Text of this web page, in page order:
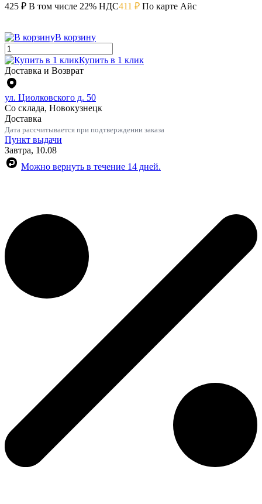
425 ₽ В том числе 22% НДС411 ₽ По карте Айс
В корзину
Купить в 1 клик
Доставка и Возврат
ул. Циолковского д. 50
Со склада, Новокузнецк
Доставка
Дата рассчитывается при подтверждении заказа
Пункт выдачи
Завтра, 10.08
Можно вернуть в течение 14 дней.